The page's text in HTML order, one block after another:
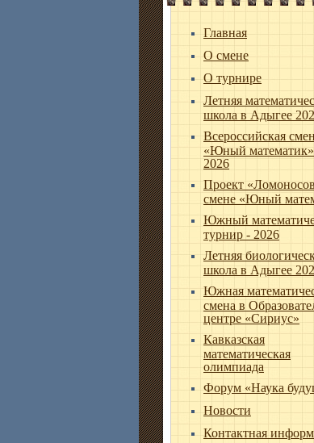
Главная
О смене
О турнире
Летняя
школа в Адыгее
Всероссийская
«Юный
2026
Проект
смене «Юный
Южный
турнир - 2026
Летняя
школа в Адыгее
Южная
смена в
центре «Сириус»
Кавказская
математическая
олимпиада
Форум «Наука
Новости
Контактная